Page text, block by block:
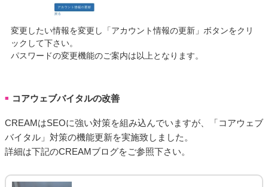
変更したい情報を変更し「アカウント情報の更新」ボタンをクリ
ックして下さい。
パスワードの変更機能のご案内は以上となります。
■ コアウェブバイタルの改善
CREAMはSEOに強い対策を組み込んでいますが、「コアウェブ
バイタル」対策の機能更新を実施致しました。
詳細は下記のCREAMブログをご参照下さい。